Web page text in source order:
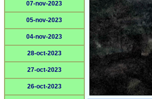
07-nov-2023
05-nov-2023
04-nov-2023
28-oct-2023
27-oct-2023
26-oct-2023